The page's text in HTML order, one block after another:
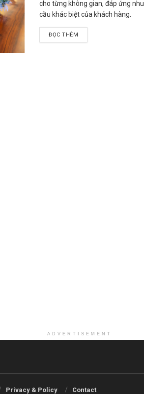
cho từng không gian, đáp ứng nhu
cầu khác biệt của khách hàng.
ĐỌC THÊM
ADVERTISEMENT
Privacy & Policy Contact